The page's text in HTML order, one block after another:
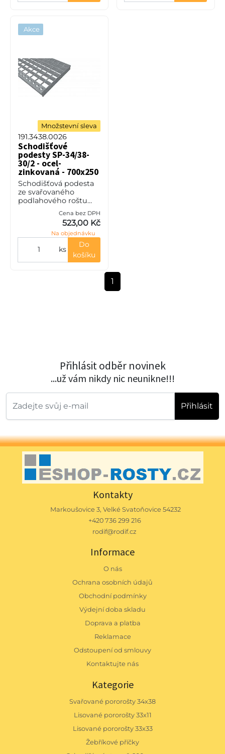
Akce
Množstevní sleva
191.3438.0026
Schodišťové
podesty SP-34/38-
30/2 - ocel-
zinkovaná - 700x250
Schodišťová podesta
ze svařovaného
podlahového roštu
(SP), 34/38 - rozteče
nosných 34 mm /
rozpěrných 38 mm,
výška 30 mm, síla 2
mm, ocel S235JR (ST37
Cena bez DPH
523,00 Kč
Na objednávku
ks
Do
košíku
1
Přihlásit odběr novinek
...už vám nikdy nic neunikne!!!
Přihlásit
Kontakty
Markoušovice 3, Velké Svatoňovice 54232
+420 736 299 216
rodif@rodif.cz
Informace
O nás
Ochrana osobních údajů
Obchodní podmínky
Výdejní doba skladu
Doprava a platba
Reklamace
Odstoupení od smlouvy
Kontaktujte nás
Kategorie
Svařované pororošty 34x38
Lisované pororošty 33x11
Lisované pororošty 33x33
Žebříkové příčky